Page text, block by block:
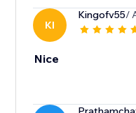
KI
Kingofv55/
Nice